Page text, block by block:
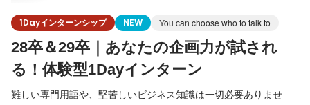
1Dayインターンシップ NEW You can choose who to talk to
28卒＆29卒｜あなたの企画力が試され
る！体験型1Dayインターン
難しい専門用語や、堅苦しいビジネス知識は一切必要ありませ